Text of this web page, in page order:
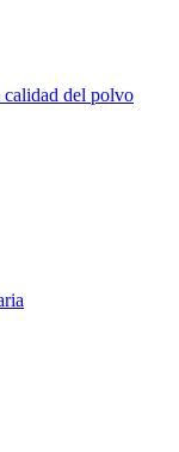
calidad del polvo